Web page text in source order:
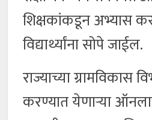
शिक्षकांकडून अभ्यास
विद्यार्थ्यांना सोपे जाईल.
राज्याच्या ग्रामविकास
करण्यात येणाऱ्या